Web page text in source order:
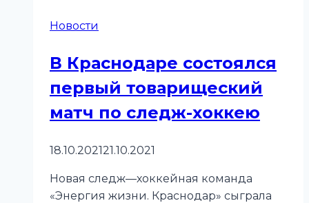
Новости
В Краснодаре состоялся
первый товарищеский
матч по следж-хоккею
18.10.202121.10.2021
Новая следж—хоккейная команда
«Энергия жизни. Краснодар» сыграла